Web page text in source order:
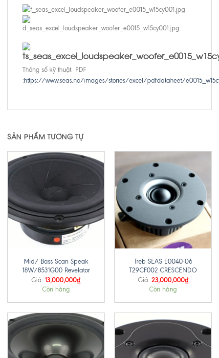
Thông số kỹ thuật PDF
:https://www.seas.no/images/stories/excel/pdfdataheet/
SẢN PHẨM TƯƠNG TỰ
Mid/ Bass Scan Speak
18W/8531G00 Revelator
Giá: 13,000,000₫
Còn hàng
Treb SEAS E0040-06
T29CF002 CRESCENDO
Giá: 23,000,000₫
Còn hàng